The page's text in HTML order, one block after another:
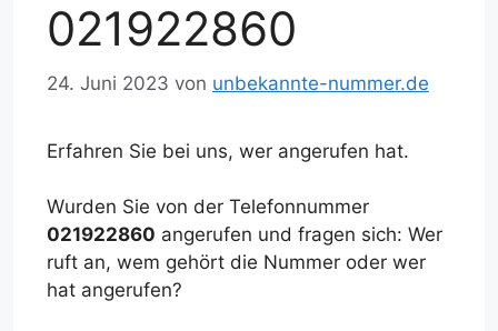
021922860
24. Juni 2023 von unbekannte-nummer.de
Erfahren Sie bei uns, wer angerufen hat.
Wurden Sie von der Telefonnummer
021922860 angerufen und fragen sich: Wer
ruft an, wem gehört die Nummer oder wer
hat angerufen?